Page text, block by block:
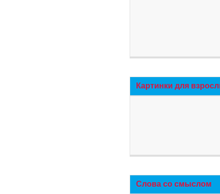
Картинки для
Слова со смыслом